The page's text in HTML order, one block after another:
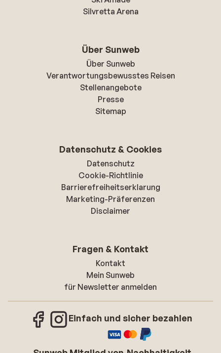
Silvretta Arena
Über Sunweb
Über Sunweb
Verantwortungsbewusstes Reisen
Stellenangebote
Presse
Sitemap
Datenschutz & Cookies
Datenschutz
Cookie-Richtlinie
Barrierefreiheitserklarung
Marketing-Präferenzen
Disclaimer
Fragen & Kontakt
Kontakt
Mein Sunweb
für Newsletter anmelden
Einfach und sicher bezahlen